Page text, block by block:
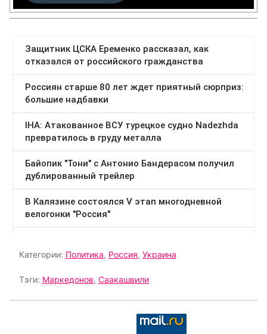
Категории: Политика, Россия, Украина
Тэги: Маркедонов, Саакашвили